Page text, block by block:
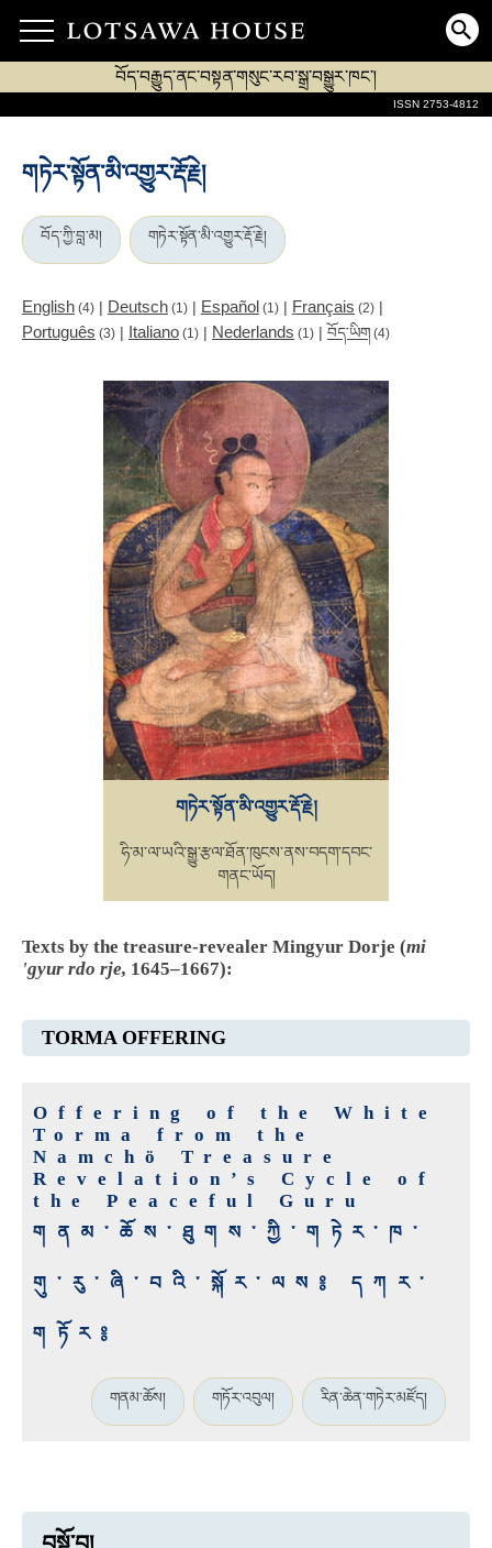
བོད་བརྒྱུད་ནང་བསྟན་གསུང་རབ་སྒྲ་བསྒྱུར་ཁང་།
ISSN 2753-4812
གཏེར་སྟོན་མི་འགྱུར་རྡོ་རྗེ།
བོད་ཀྱི་བླ་མ། གཏེར་སྟོན་མི་འགྱུར་རྡོ་རྗེ།
English (4) | Deutsch (1) | Español (1) | Français (2) |
Português (3) | Italiano (1) | Nederlands (1) | བོད་ཡིག (4)
གཏེར་སྟོན་མི་འགྱུར་རྡོ་རྗེ།
ཧི་མ་ལ་ཡའི་སྒྱུ་རྩལ་ཐོན་ཁུངས་ནས་བདག་དབང་
གནང་ཡོད།
Texts by the treasure-revealer Mingyur Dorje (mi
'gyur rdo rje, 1645–1667):
TORMA OFFERING
Offering of the White
Torma from the
Namchö Treasure
Revelation’s Cycle of
the Peaceful Guru
གནམ་ཆོས་ཐུགས་ཀྱི་གཏེར་ཁ་
གུ་རུ་ཞི་བའི་སྐོར་ལས༔ དཀར་
གཏོར༔
གནམ་ཆོས། གཏོར་འབུལ། རིན་ཆེན་གཏེར་མཛོད།